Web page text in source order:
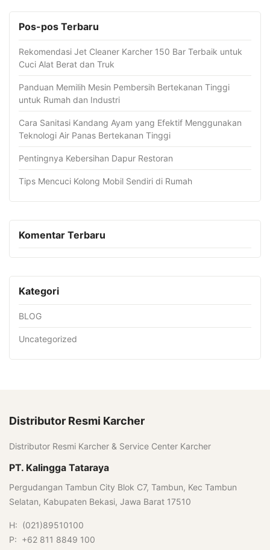
Pos-pos Terbaru
Rekomendasi Jet Cleaner Karcher 150 Bar Terbaik untuk
Cuci Alat Berat dan Truk
Panduan Memilih Mesin Pembersih Bertekanan Tinggi
untuk Rumah dan Industri
Cara Sanitasi Kandang Ayam yang Efektif Menggunakan
Teknologi Air Panas Bertekanan Tinggi
Pentingnya Kebersihan Dapur Restoran
Tips Mencuci Kolong Mobil Sendiri di Rumah
Komentar Terbaru
Kategori
BLOG
Uncategorized
Distributor Resmi Karcher
Distributor Resmi Karcher & Service Center Karcher
PT. Kalingga Tataraya
Pergudangan Tambun City Blok C7, Tambun, Kec Tambun
Selatan, Kabupaten Bekasi, Jawa Barat 17510
H: (021)89510100
P: +62 811 8849 100